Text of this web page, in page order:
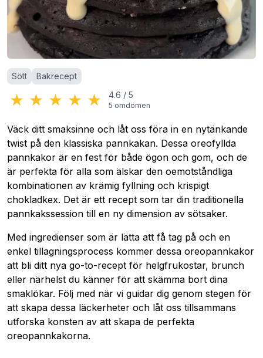
Kategorier:
Sött Bakrecept
★ ★ ★ ★ ★ 4.6 / 5
5 omdömen
Väck ditt smaksinne och låt oss föra in en nytänkande
twist på den klassiska pannkakan. Dessa oreofyllda
pannkakor är en fest för både ögon och gom, och de
är perfekta för alla som älskar den oemotståndliga
kombinationen av krämig fyllning och krispigt
chokladkex. Det är ett recept som tar din traditionella
pannkakssession till en ny dimension av sötsaker.
Med ingredienser som är lätta att få tag på och en
enkel tillagningsprocess kommer dessa oreopannkakor
att bli ditt nya go-to-recept för helgfrukostar, brunch
eller närhelst du känner för att skämma bort dina
smaklökar. Följ med när vi guidar dig genom stegen för
att skapa dessa läckerheter och låt oss tillsammans
utforska konsten av att skapa de perfekta
oreopannkakorna.